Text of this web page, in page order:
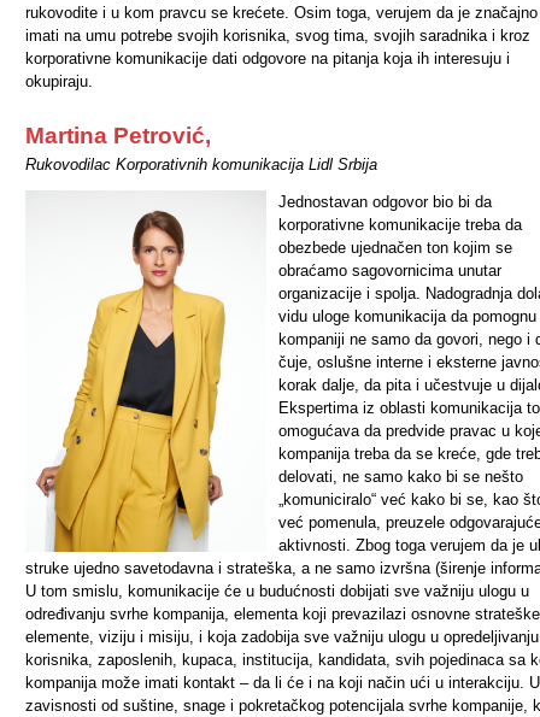
rukovodite i u kom pravcu se krećete. Osim toga, verujem da je
imati na umu potrebe svojih korisnika, svog tima, svojih saradnika i kroz
korporativne komunikacije dati odgovore na pitanja koja ih interesuju i
okupiraju.
Martina Petrović,
Rukovodilac Korporativnih komunikacija Lidl Srbija
Jednostavan odgovor bio bi da
korporativne komunikacije treba da
obezbede ujednačen ton kojim se
obraćamo sagovornicima unutar
organizacije i spolja. Nadogradnja
vidu uloge komunikacija da pomognu
kompaniji ne samo da govori, nego i
čuje, oslušne interne i eksterne
korak dalje, da pita i učestvuje u
Ekspertima iz oblasti komunikacija to
omogućava da predvide pravac u
kompanija treba da se kreće, gde
delovati, ne samo kako bi se nešto
„komuniciralo“ već kako bi se, kao
već pomenula, preuzele
aktivnosti. Zbog toga verujem da je
struke ujedno savetodavna i strateška, a ne samo izvršna (širenje
U tom smislu, komunikacije će u budućnosti dobijati sve važniju ulogu u
određivanju svrhe kompanija, elementa koji prevazilazi osnovne strateške
elemente, viziju i misiju, i koja zadobija sve važniju ulogu u opredeljivanju
korisnika, zaposlenih, kupaca, institucija, kandidata, svih pojedinaca sa
kompanija može imati kontakt – da li će i na koji način ući u interakciju. U
zavisnosti od suštine, snage i pokretačkog potencijala svrhe kompanije,